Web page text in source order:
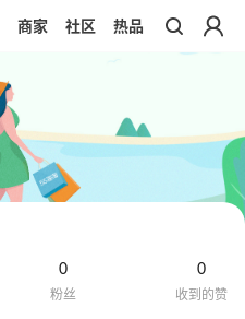
商家 社区 热品
0 0